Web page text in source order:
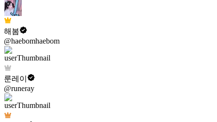
해봄
@haebomhaebom
룬레이
@runeray